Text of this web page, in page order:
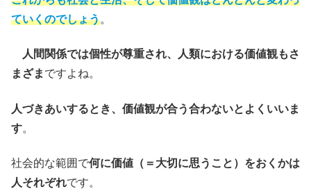
ていくのでしょう。
人間関係では個性が尊重され、人類における価値観もさ
まざま ですよね。
人づきあいするとき、価値観が合う合わないとよくいいま
す。
社会的な範囲で何に価値（＝大切に思うこと）をおくかは
人それぞれです。